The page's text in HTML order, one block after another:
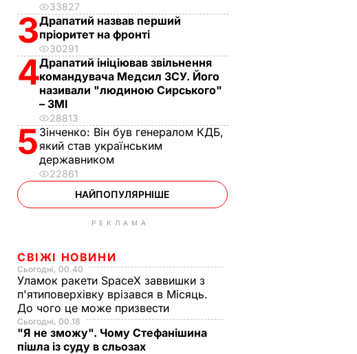
33827
3Драпатий назвав перший
пріоритет на фронті
30291
4Драпатий ініціював звільнення
командувача Медсил ЗСУ. Його
називали "людиною Сирського"
– ЗМІ
28813
5 Зінченко: Він був генералом КДБ,
який став українським
державником
22861
НАЙПОПУЛЯРНІШЕ
РЕКЛАМА
СВІЖІ НОВИНИ
Сьогодні, 00.40
Уламок ракети SpaceX заввишки з
п'ятиповерхівку врізався в Місяць.
До чого це може призвести
Сьогодні, 00.18
"Я не зможу". Чому Стефанішина
пішла із суду в сльозах